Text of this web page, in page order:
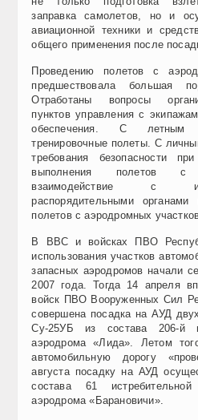
заправка самолетов, но и
авиационной техники и
общего применения после
Проведению полетов с
предшествовала большая
Отработаны вопросы
пунктов управления с
обеспечения. С летным
тренировочные полеты. С
требования безопасности
выполнения полетов с
взаимодействие с
распорядительными
полетов с аэродромных
В ВВС и войсках ПВО
использования участков
запасных аэродромов начали
2007 года. Тогда 14 апреля
войск ПВО Вооруженных Сил
совершена посадка на АУД
Су-25УБ из состава 206-й
аэродрома «Лида». Летом
автомобильную дорогу
августа посадку на АУД
состава 61
аэродрома «Барановичи».